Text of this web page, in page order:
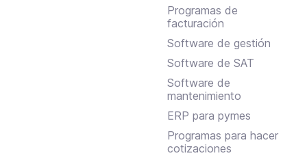
Programas de
facturación
Software de gestión
Software de SAT
Software de
mantenimiento
ERP para pymes
Programas para hacer
cotizaciones